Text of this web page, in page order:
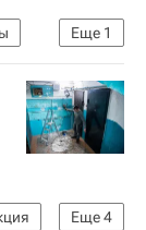
Еще 1
Еще4